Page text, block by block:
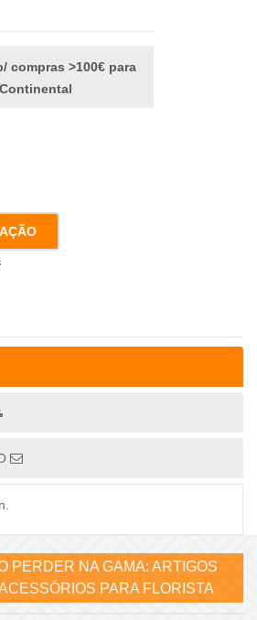
compras >100€ para
PERDER NA GAMA: ARTIGOS
PARA FLORISTA